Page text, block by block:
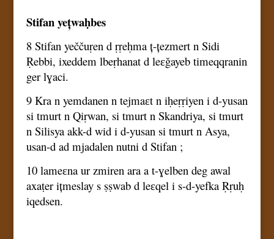
Stifan yețwaḥbes
8 Stifan yeččuṛen d ṛṛeḥma ț-țezmert n Sidi
Ṛebbi, ixeddem lbeṛhanat d leɛǧayeb timeqqranin
ger lɣaci.
9 Kra n yemdanen n tejmaɛt n iḥeṛṛiyen i d-yusan
si tmurt n Qiṛwan, si tmurt n Skandriya, si tmurt
n Silisya akk-d wid i d-yusan si tmurt n Asya,
usan-d ad mjadalen nutni d Stifan ;
10 lameɛna ur zmiren ara a t-ɣelben deg awal
axaṭer ițmeslay s ṣṣwab d leɛqel i s-d-yefka Ṛṛuḥ
iqedsen.